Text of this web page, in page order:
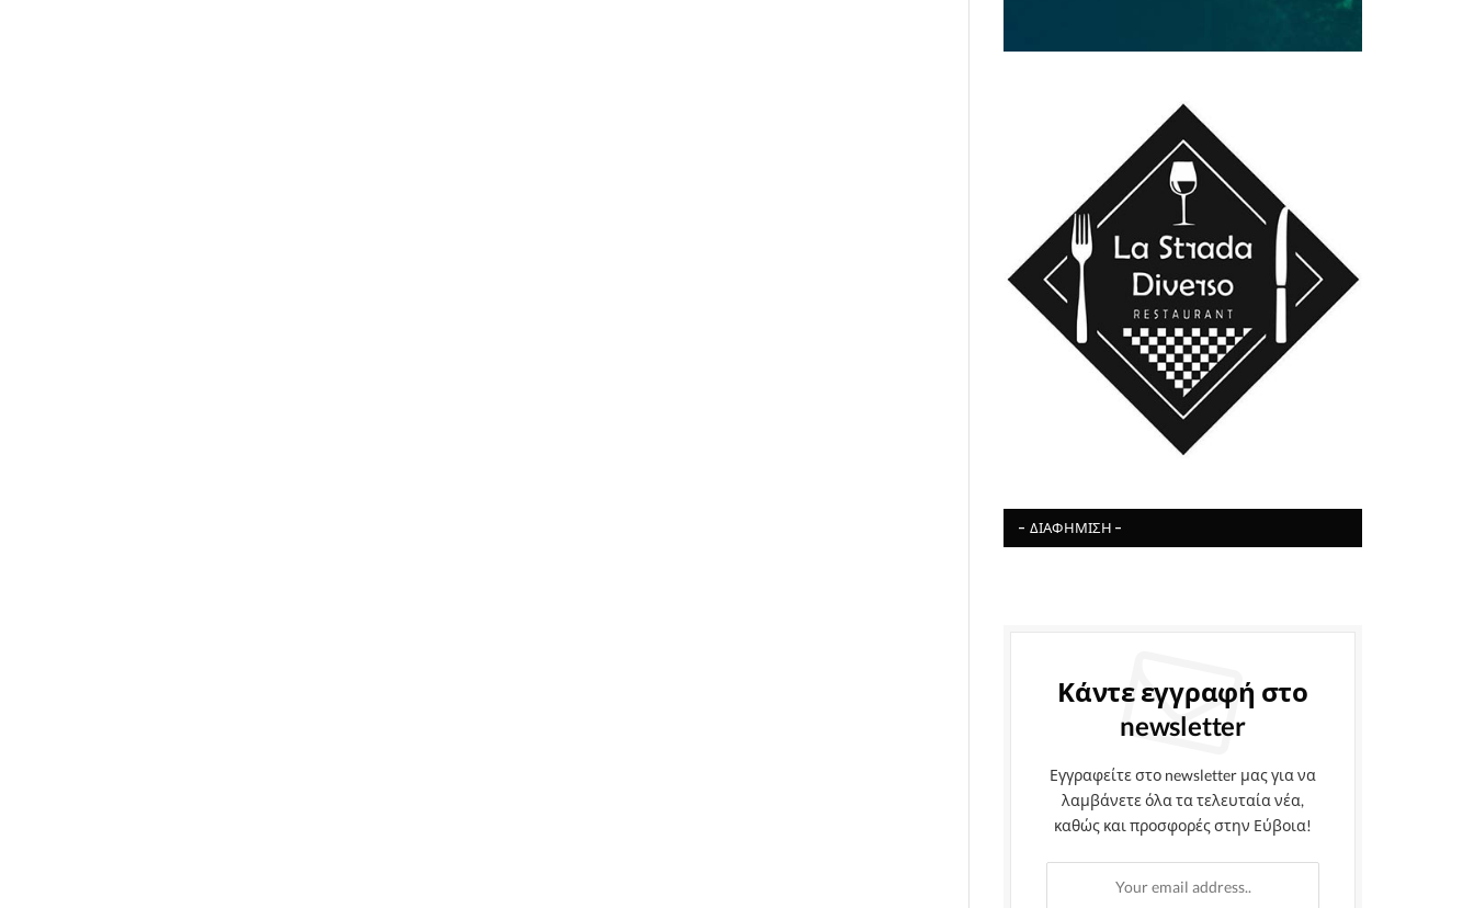
- ΔΙΑΦΉΜΙΣΗ -
Κάντε εγγραφή στο
newsletter
Εγγραφείτε στο newsletter μας για να
λαμβάνετε όλα τα τελευταία νέα,
καθώς και προσφορές στην Εύβοια!